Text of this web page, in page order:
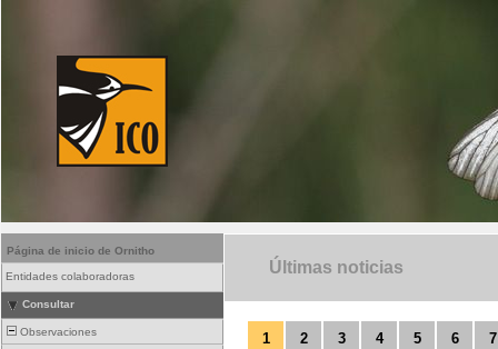
Página de inicio de Ornitho
Entidades colaboradoras
Consultar
Observaciones
Últimas noticias
1 2 3 4 5 6 7